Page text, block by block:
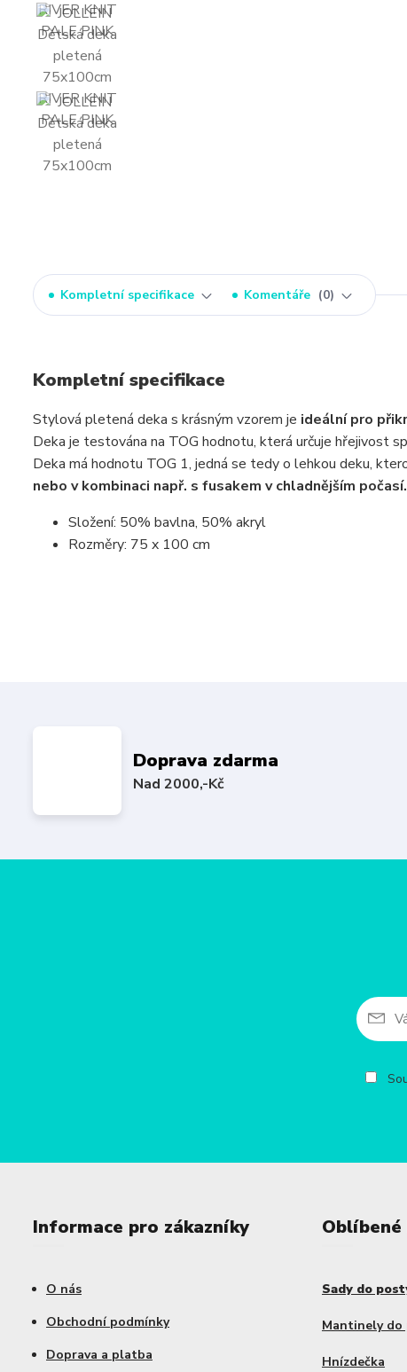
Kompletní specifikace Komentáře 0
Kompletní specifikace
Stylová pletená deka s krásným vzorem je ideální pro
Deka je testována na TOG hodnotu, která určuje hřejivost
Deka má hodnotu TOG 1, jedná se tedy o lehkou deku,
nebo v kombinaci např. s fusakem v chladnějším počasí.
Složení: 50% bavlna, 50% akryl
Rozměry: 75 x 100 cm
Doprava zdarma
Nad 2000,-Kč
Informace pro zákazníky
O nás
Obchodní podmínky
Doprava a platba
Sady do
Mantinely
Hnízdečka